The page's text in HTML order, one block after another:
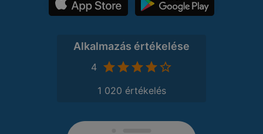
Alkalmazás értékelése
4
1 020 értékelés